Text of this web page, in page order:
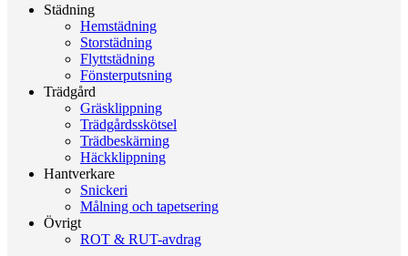
Städning
Hemstädning
Storstädning
Flyttstädning
Fönsterputsning
Trädgård
Gräsklippning
Trädgårdsskötsel
Trädbeskärning
Häckklippning
Hantverkare
Snickeri
Målning och tapetsering
Övrigt
ROT & RUT-avdrag